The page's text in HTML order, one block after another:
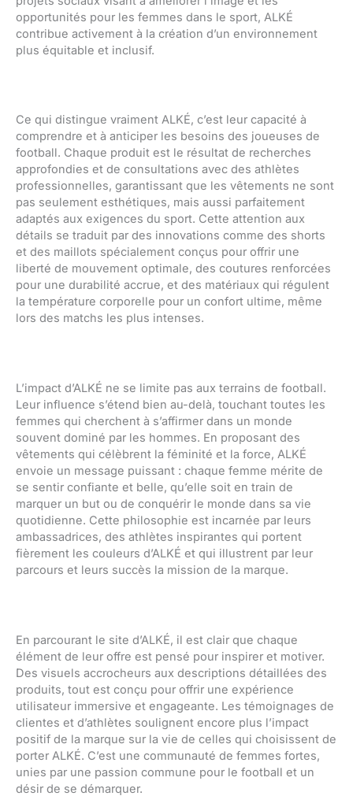
opportunités pour les femmes dans le sport, ALKÉ
contribue activement à la création d’un environnement
plus équitable et inclusif.
Ce qui distingue vraiment ALKÉ, c’est leur capacité à
comprendre et à anticiper les besoins des joueuses de
football. Chaque produit est le résultat de recherches
approfondies et de consultations avec des athlètes
professionnelles, garantissant que les vêtements ne sont
pas seulement esthétiques, mais aussi parfaitement
adaptés aux exigences du sport. Cette attention aux
détails se traduit par des innovations comme des shorts
et des maillots spécialement conçus pour offrir une
liberté de mouvement optimale, des coutures renforcées
pour une durabilité accrue, et des matériaux qui régulent
la température corporelle pour un confort ultime, même
lors des matchs les plus intenses.
L’impact d’ALKÉ ne se limite pas aux terrains de football.
Leur influence s’étend bien au-delà, touchant toutes les
femmes qui cherchent à s’affirmer dans un monde
souvent dominé par les hommes. En proposant des
vêtements qui célèbrent la féminité et la force, ALKÉ
envoie un message puissant : chaque femme mérite de
se sentir confiante et belle, qu’elle soit en train de
marquer un but ou de conquérir le monde dans sa vie
quotidienne. Cette philosophie est incarnée par leurs
ambassadrices, des athlètes inspirantes qui portent
fièrement les couleurs d’ALKÉ et qui illustrent par leur
parcours et leurs succès la mission de la marque.
En parcourant le site d’ALKÉ, il est clair que chaque
élément de leur offre est pensé pour inspirer et motiver.
Des visuels accrocheurs aux descriptions détaillées des
produits, tout est conçu pour offrir une expérience
utilisateur immersive et engageante. Les témoignages de
clientes et d’athlètes soulignent encore plus l’impact
positif de la marque sur la vie de celles qui choisissent de
porter ALKÉ. C’est une communauté de femmes fortes,
unies par une passion commune pour le football et un
désir de se démarquer.